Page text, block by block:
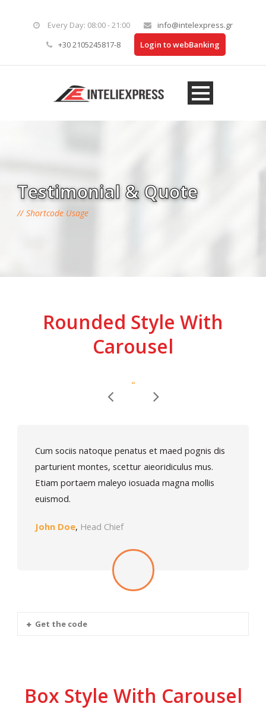
Every Day: 08:00 - 21:00
info@intelexpress.gr
+30 2105245817-8
Login to webBanking
Testimonial & Quote
Shortcode Usage
Rounded Style With
Carousel
“
Cum sociis natoque penatus et maed pognis dis
parturient montes, scettur aieoridiculus mus.
Etiam portaem maleyo iosuada magna mollis
euismod.
John Doe, Head Chief
Get the code
Box Style With Carousel